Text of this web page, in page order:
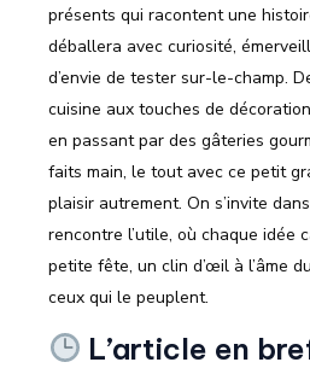
présents qui racontent une
déballera avec curiosité,
d’envie de tester sur-le-champ.
cuisine aux touches de
en passant par des gâteries
faits main, le tout avec ce petit
plaisir autrement. On s’invite
rencontre l’utile, où chaque idée
petite fête, un clin d’œil à l’âme
ceux qui le peuplent.
L’article en